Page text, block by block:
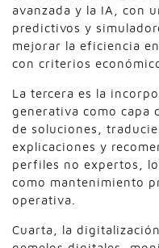
avanzada y la IA, con
predictivos y
mejorar la eficiencia
con criterios
La tercera es la
generativa como capa
de soluciones,
explicaciones y
perfiles no expertos,
como mantenimiento
operativa.
Cuarta, la